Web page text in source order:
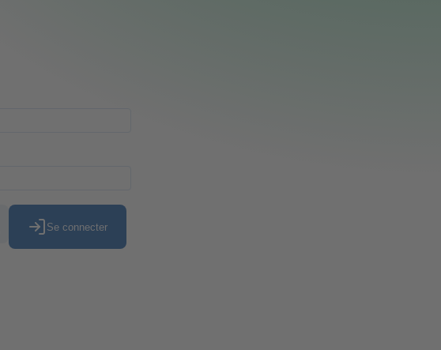
Se connecter